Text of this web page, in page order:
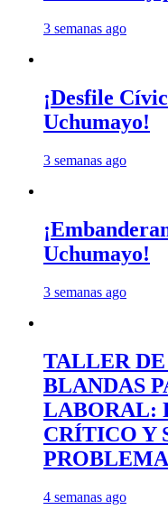
3 semanas ago
¡Desfile
Uchumayo!
3 semanas ago
Uchumayo!
3 semanas ago
TALLER
BLANDAS
LABORAL:
CRÍTICO Y
4 semanas ago